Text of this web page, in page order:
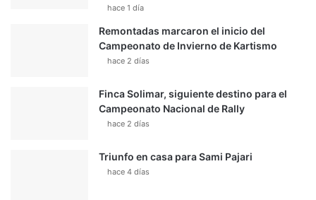
hace 1 día
Remontadas marcaron el inicio del
Campeonato de Invierno de Kartismo
hace 2 días
Finca Solimar, siguiente destino para el
Campeonato Nacional de Rally
hace 2 días
Triunfo en casa para Sami Pajari
hace 4 días